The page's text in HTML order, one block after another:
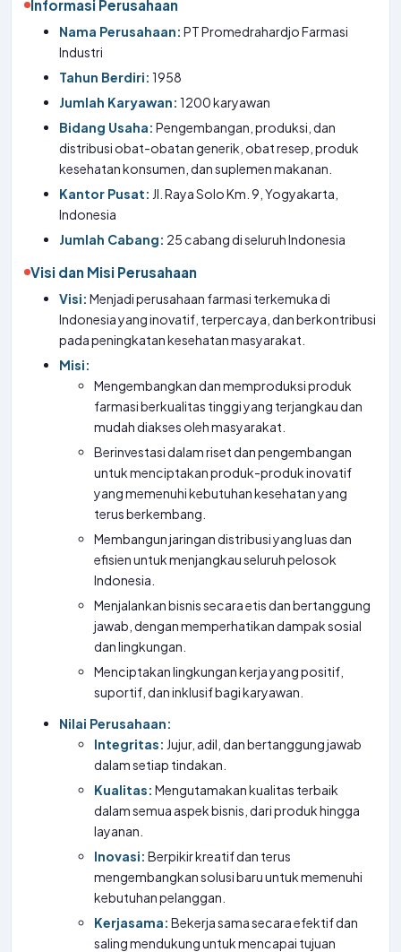
Informasi Perusahaan
Nama Perusahaan: PT Promedrahardjo Farmasi
Industri
Tahun Berdiri: 1958
Jumlah Karyawan: 1200 karyawan
Bidang Usaha: Pengembangan, produksi, dan
distribusi obat-obatan generik, obat resep, produk
kesehatan konsumen, dan suplemen makanan.
Kantor Pusat: Jl. Raya Solo Km. 9, Yogyakarta,
Indonesia
Jumlah Cabang: 25 cabang di seluruh Indonesia
Visi dan Misi Perusahaan
Visi: Menjadi perusahaan farmasi terkemuka di
Indonesia yang inovatif, terpercaya, dan berkontribusi
pada peningkatan kesehatan masyarakat.
Misi:
Mengembangkan dan memproduksi produk
farmasi berkualitas tinggi yang terjangkau dan
mudah diakses oleh masyarakat.
Berinvestasi dalam riset dan pengembangan
untuk menciptakan produk-produk inovatif
yang memenuhi kebutuhan kesehatan yang
terus berkembang.
Membangun jaringan distribusi yang luas dan
efisien untuk menjangkau seluruh pelosok
Indonesia.
Menjalankan bisnis secara etis dan bertanggung
jawab, dengan memperhatikan dampak sosial
dan lingkungan.
Menciptakan lingkungan kerja yang positif,
suportif, dan inklusif bagi karyawan.
Nilai Perusahaan:
Integritas: Jujur, adil, dan bertanggung jawab
dalam setiap tindakan.
Kualitas: Mengutamakan kualitas terbaik
dalam semua aspek bisnis, dari produk hingga
layanan.
Inovasi: Berpikir kreatif dan terus
mengembangkan solusi baru untuk memenuhi
kebutuhan pelanggan.
Kerjasama: Bekerja sama secara efektif dan
saling mendukung untuk mencapai tujuan